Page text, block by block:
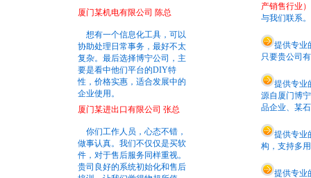
同进步，开创美好的未来！
2009年11月：冬天，助力客
户改善内部管理环境，提高企
业工作效率！
产销售行业
与我们联系
提供专业
只要贵公司
提供专业
源自厦门博
品企业、某
提供专业
构，支持多
提供专业
厦门某机电有限公司 陈总
想有一个信息化工具，可以
协助处理日常事务，最好不太
复杂。最后选择博宁公司，主
要是看中他们平台的DIY特
性，价格实惠，适合发展中的
企业使用。
厦门某进出口有限公司 张总
你们工作人员，心态不错，
做事认真。我们不仅仅是买软
件，对于售后服务同样重视。
贵司良好的系统初始化和售后